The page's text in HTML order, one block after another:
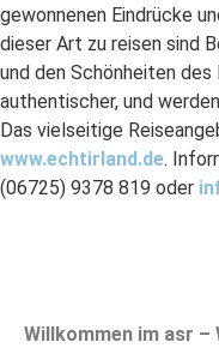
gewonnenen Eindrücke
dieser Art zu reisen sind
und den Schönheiten des
authentischer, und
Das vielseitige
www.echtirland.de.
(06725) 9378 819 oder
Willkommen im asr –